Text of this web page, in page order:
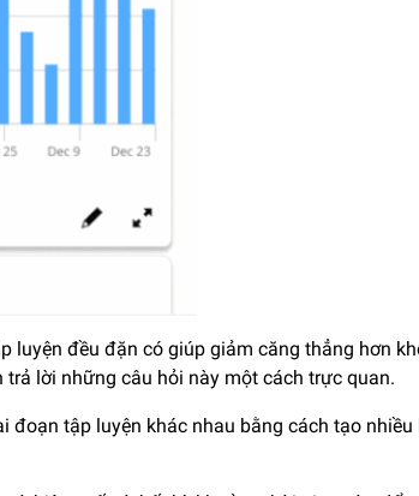
luyện đều đặn có giúp giảm căng thẳng hơn
lời những câu hỏi này một cách trực quan.
đoạn tập luyện khác nhau bằng cách tạo